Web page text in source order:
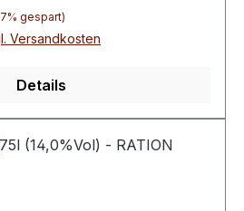
gespart)
Versandkosten
Details